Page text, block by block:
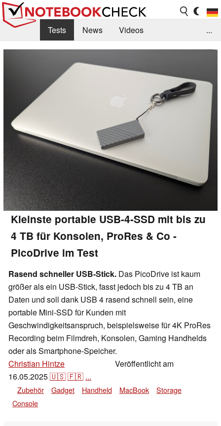
Tests News
Videos
Benchmarks & Tech
Externe Tests
Suche
Jobs
...
Kleinste portable USB-4-SSD mit bis zu
4 TB für Konsolen, ProRes & Co -
PicoDrive im Test
Rasend schneller USB-Stick. Das PicoDrive ist kaum
größer als ein USB-Stick, fasst jedoch bis zu 4 TB an
Daten und soll dank USB 4 rasend schnell sein, eine
portable Mini-SSD für Kunden mit
Geschwindigkeitsanspruch, beispielsweise für 4K ProRes
Recording beim Filmdreh, Konsolen, Gaming Handhelds
oder als Smartphone-Speicher.
Christian Hintze
Veröffentlicht am
16.05.2025🇺🇸🇫🇷 ...
Zubehör Gadget Handheld MacBook
Storage
Console